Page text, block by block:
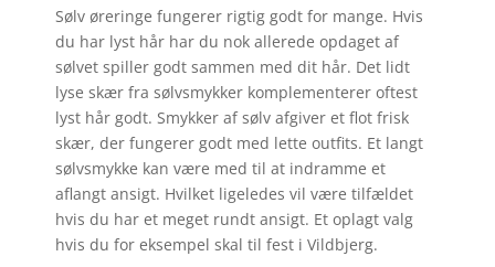
Sølv øreringe fungerer rigtig godt for mange. Hvis
du har lyst hår har du nok allerede opdaget af
sølvet spiller godt sammen med dit hår. Det lidt
lyse skær fra sølvsmykker komplementerer oftest
lyst hår godt. Smykker af sølv afgiver et flot frisk
skær, der fungerer godt med lette outfits. Et langt
sølvsmykke kan være med til at indramme et
aflangt ansigt. Hvilket ligeledes vil være tilfældet
hvis du har et meget rundt ansigt. Et oplagt valg
hvis du for eksempel skal til fest i Vildbjerg.